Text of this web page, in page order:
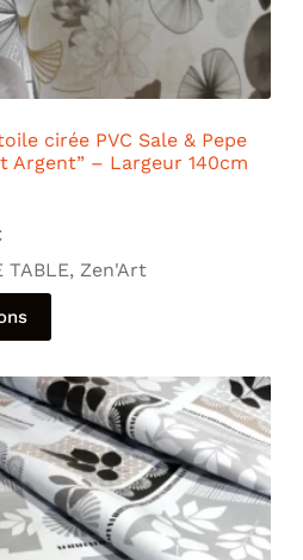
cirée PVC Sale & Pepe
Argent” – Largeur 140cm
TABLE, Zen'Art